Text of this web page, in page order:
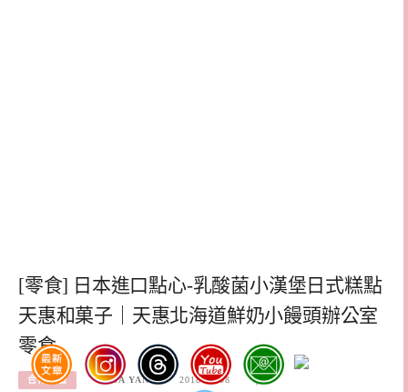
[零食] 日本進口點心-乳酸菌小漢堡日式糕點
天惠和菓子｜天惠北海道鮮奶小饅頭辦公室
零食
合作體驗 ELSA YANG 2018-02-08 0